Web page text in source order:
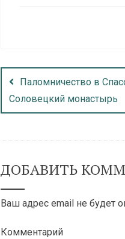
Паломничество в
Соловецкий монастырь
ДОБАВИТЬ
Ваш адрес email не будет
Комментарий